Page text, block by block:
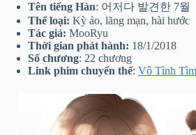
Tên tiếng Hàn: 어저다 발견한 7월
Thể loại: Kỳ ảo, lãng mạn, hài hước
Tác giả: MooRyu
Thời gian phát hành: 18/1/2018
Số chương: 22 chương
Link phim chuyển thể: Vô Tình